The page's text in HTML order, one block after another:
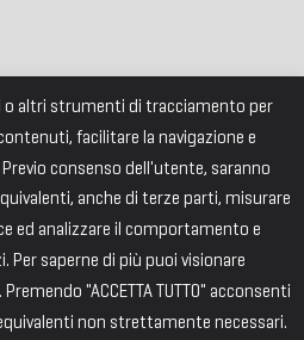
o altri strumenti di tracciamento per
facilitare la navigazione e
consenso dell'utente, saranno
anche di terze parti, misurare
ed analizzare il comportamento e
Per saperne di più puoi visionare
. Premendo "ACCETTA TUTTO" acconsenti
non strettamente necessari.